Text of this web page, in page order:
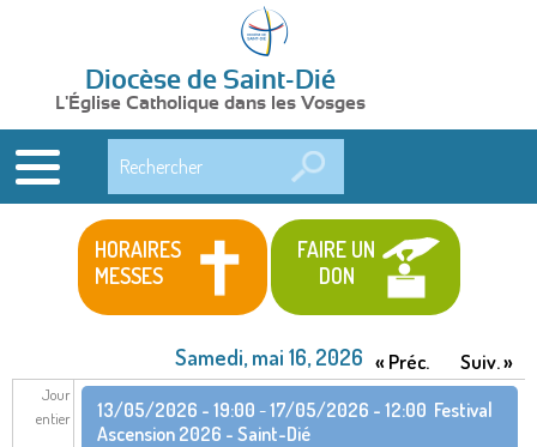
Diocèse de Saint-Dié
L'Église Catholique dans les Vosges
HORAIRES
MESSES
FAIRE UN
DON
Samedi, mai 16, 2026 « Préc. Suiv. »
Jour
entier
13/05/2026 - 19:00 -17/05/2026 - 12:00 Festival
Ascension 2026 - Saint-Dié